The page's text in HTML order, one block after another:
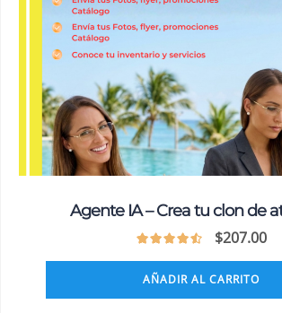
Agente IA – Crea tu clon de
$207.00
AÑADIR AL CARRITO